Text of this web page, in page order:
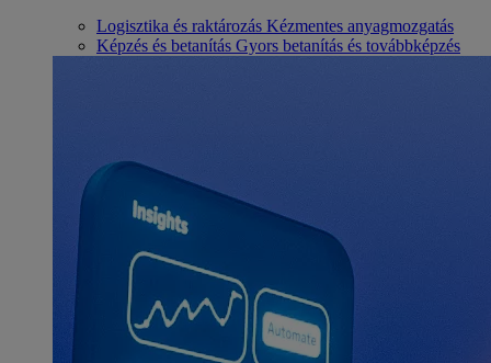
Logisztika és raktározás Kézmentes anyagmozgatás
Képzés és betanítás Gyors betanítás és továbbképzés